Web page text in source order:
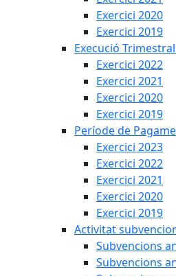
Exercici 2020
Exercici 2019
Execució
Exercici 2022
Exercici 2021
Exercici 2020
Exercici 2019
Període de
Exercici 2023
Exercici 2022
Exercici 2021
Exercici 2020
Exercici 2019
Activitat
Subvencions
Subvencions